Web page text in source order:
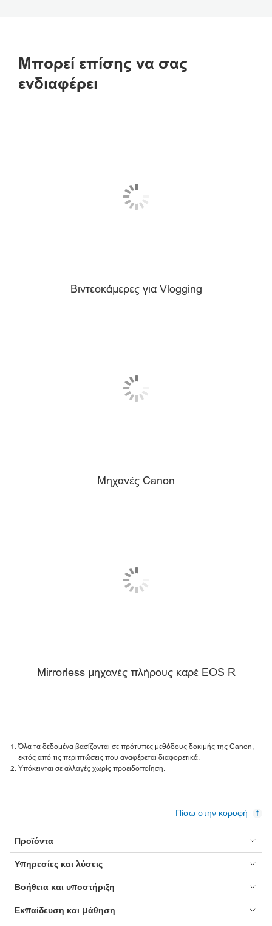
Μπορεί επίσης να σας
ενδιαφέρει
Βιντεοκάμερες για Vlogging
Μηχανές Canon
Mirrorless μηχανές πλήρους καρέ EOS R
Όλα τα δεδομένα βασίζονται σε πρότυπες μεθόδους δοκιμής της Canon,
εκτός από τις περιπτώσεις που αναφέρεται διαφορετικά.
Υπόκεινται σε αλλαγές χωρίς προειδοποίηση.
Πίσω στην κορυφή
Προϊόντα
Υπηρεσίες και λύσεις
Βοήθεια και υποστήριξη
Εκπαίδευση και μάθηση